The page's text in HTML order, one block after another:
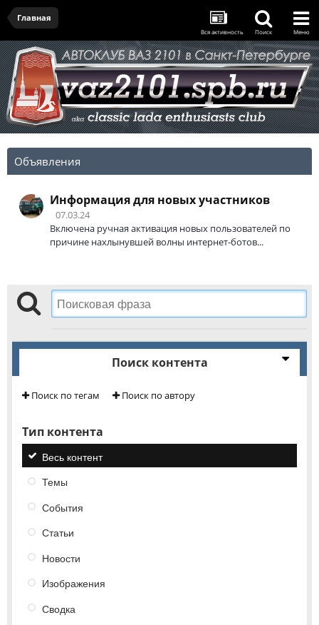
Главная
Вся активность Поиск Меню
Объявления
Информация для новых участников
07.03.24
Включена ручная активация новых пользователей по
причине нахлынувшей волны интернет-ботов...
Поиск контента
Поиск по тегам Поиск по автору
Тип контента
Весь контент
Темы
События
Статьи
Новости
Изображения
Сводка